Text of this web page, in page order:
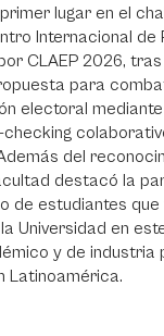
lugar en el
Internacional de
CLAEP 2026,
para
electoral
del
destacó la
de estudiantes
Universidad en
y de industria
Latinoamérica.